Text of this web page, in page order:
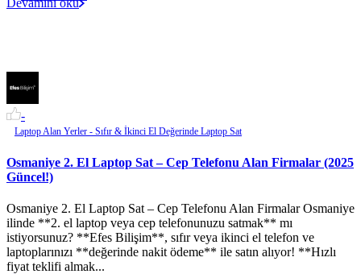
Devamını oku
-
Laptop Alan Yerler - Sıfır & İkinci El Değerinde Laptop Sat
Osmaniye 2. El Laptop Sat – Cep Telefonu Alan Firmalar (2025
Güncel!)
Osmaniye 2. El Laptop Sat – Cep Telefonu Alan Firmalar Osmaniye
ilinde **2. el laptop veya cep telefonunuzu satmak** mı
istiyorsunuz? **Efes Bilişim**, sıfır veya ikinci el telefon ve
laptoplarınızı **değerinde nakit ödeme** ile satın alıyor! **Hızlı
fiyat teklifi almak...